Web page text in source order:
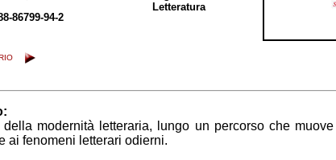
86799-94-2
Letteratura
della modernità letteraria, lungo un percorso che
ai fenomeni letterari odierni.